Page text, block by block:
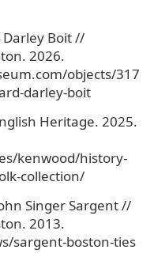
Boit //
2026.
objects/317
darley-boit
Heritage. 2025.
kenwood/history-
collection/
Singer Sargent //
2013.
sargent-boston-ties